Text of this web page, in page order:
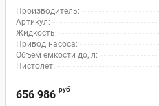
Производитель:
Артикул:
Жидкость:
Привод насоса:
Объем емкости до, л:
Пистолет:
656 986 руб